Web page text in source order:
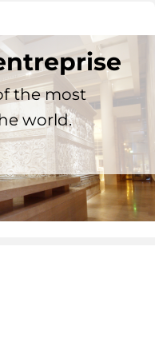
the most
world.